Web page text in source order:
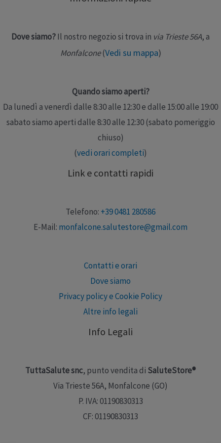
Dove siamo?Il nostro negozio si trova in via Trieste 56A, a
Monfalcone(Vedi su mappa)
Quando siamo aperti?
Da lunedì a venerdì dalle 8:30 alle 12:30 e dalle 15:00 alle 19:00
sabato siamo aperti dalle 8:30 alle 12:30 (sabato pomeriggio
chiuso)
(vedi orari completi)
Link e contatti rapidi
Telefono: +39 0481 280586
E-Mail: monfalcone.salutestore@gmail.com
Contatti e orari
Dove siamo
Privacy policy e Cookie Policy
Altre info legali
Info Legali
TuttaSalute snc, punto vendita di SaluteStore®
Via Trieste 56A, Monfalcone (GO)
P. IVA: 01190830313
CF: 01190830313